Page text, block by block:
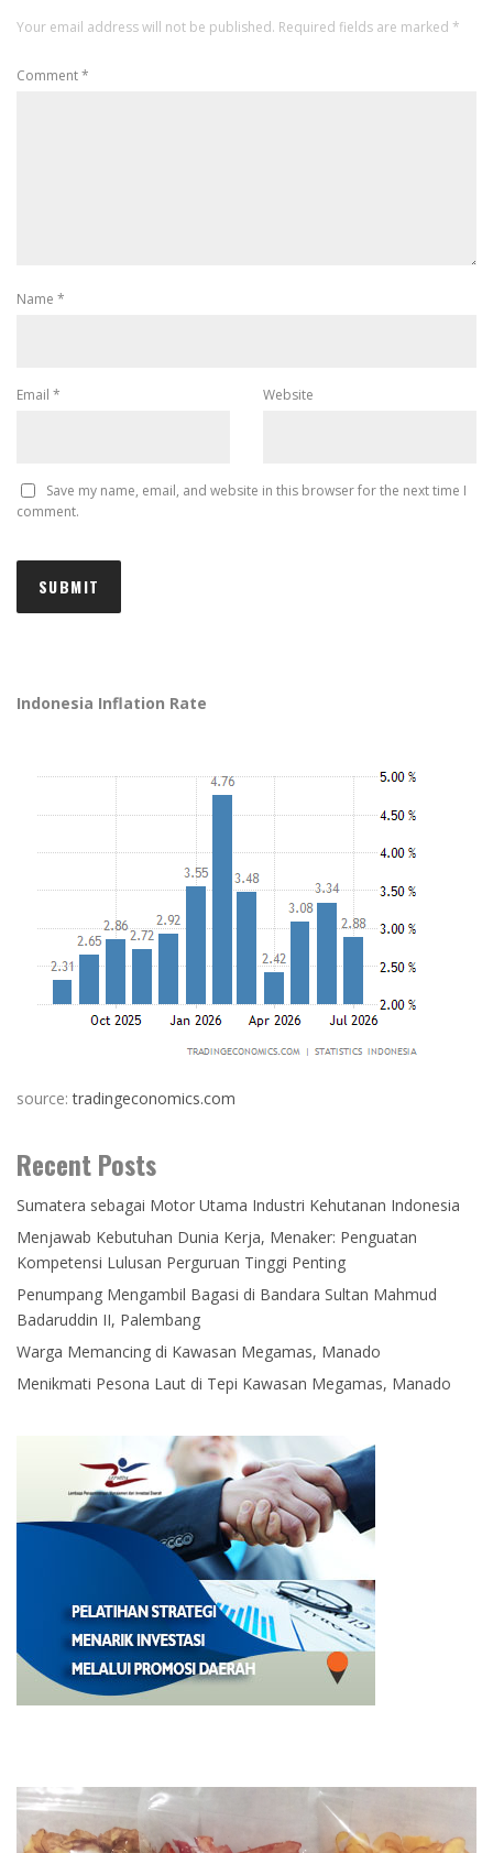
Your email address will not be published. Required fields are marked *
Comment*
Name *
Email * Website
Save my name, email, and website in this browser for the next time I
comment.
Indonesia Inflation Rate
source:tradingeconomics.com
Recent Posts
Sumatera sebagai Motor Utama Industri Kehutanan Indonesia
Menjawab Kebutuhan Dunia Kerja, Menaker: Penguatan
Kompetensi Lulusan Perguruan Tinggi Penting
Penumpang Mengambil Bagasi di Bandara Sultan Mahmud
Badaruddin II, Palembang
Warga Memancing di Kawasan Megamas, Manado
Menikmati Pesona Laut di Tepi Kawasan Megamas, Manado